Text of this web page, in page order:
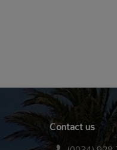
Contact us